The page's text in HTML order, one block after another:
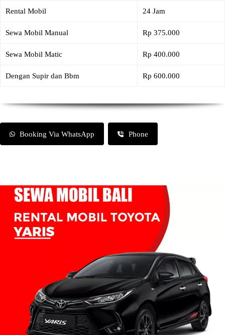
Rental Mobil 24 Jam
Sewa Mobil Manual Rp 375.000
Sewa Mobil Matic Rp 400.000
Dengan Supir dan Bbm Rp 600.000
Booking Via WhatsApp Phone